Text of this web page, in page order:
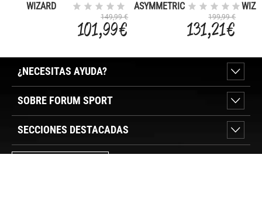
WIZARD
149,99 €
101,99 €
ASYMMETRIC
199,99 €
131,21 €
¿NECESITAS AYUDA?
SOBRE FORUM SPORT
SECCIONES DESTACADAS